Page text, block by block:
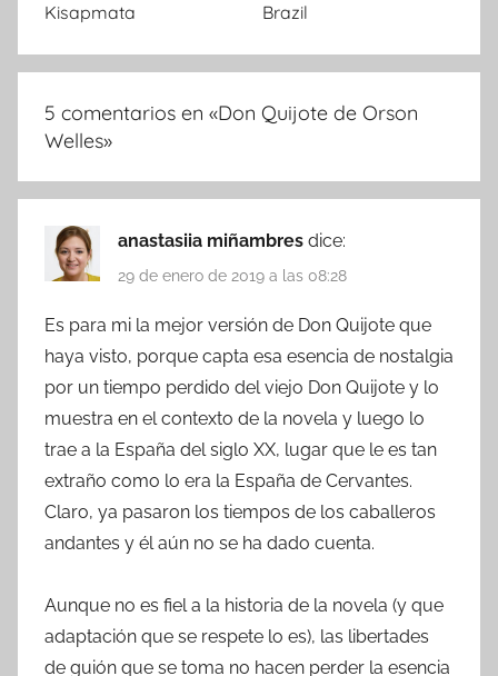
Kisapmata Brazil
5 comentarios en «Don Quijote de Orson
Welles»
anastasiia miñambres dice:
29 de enero de 2019 a las 08:28
Es para mi la mejor versión de Don Quijote que
haya visto, porque capta esa esencia de nostalgia
por un tiempo perdido del viejo Don Quijote y lo
muestra en el contexto de la novela y luego lo
trae a la España del siglo XX, lugar que le es tan
extraño como lo era la España de Cervantes.
Claro, ya pasaron los tiempos de los caballeros
andantes y él aún no se ha dado cuenta.
Aunque no es fiel a la historia de la novela (y que
adaptación que se respete lo es), las libertades
de guión que se toma no hacen perder la esencia